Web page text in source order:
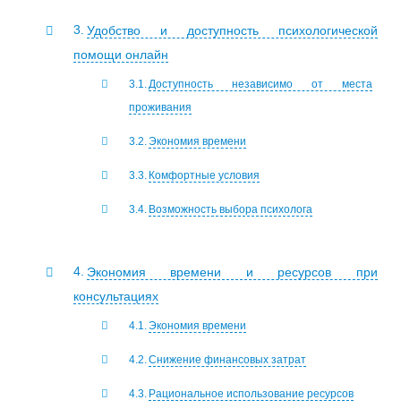
Удобство и доступность психологической
помощи онлайн
Доступность независимо от места
проживания
Экономия времени
Комфортные условия
Возможность выбора психолога
Экономия времени и ресурсов при
консультациях
Экономия времени
Снижение финансовых затрат
Рациональное использование ресурсов